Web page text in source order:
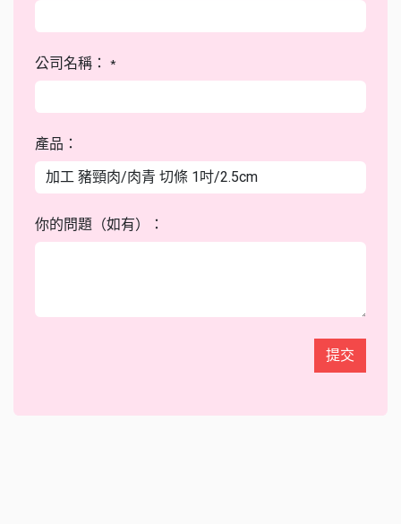
公司名稱： *
產品：
你的問題（如有）：
提交